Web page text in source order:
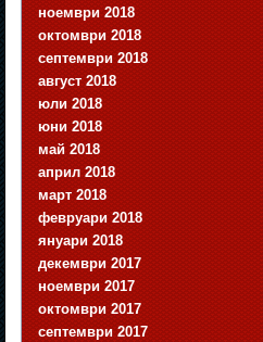
ноември 2018
октомври 2018
септември 2018
август 2018
юли 2018
юни 2018
май 2018
април 2018
март 2018
февруари 2018
януари 2018
декември 2017
ноември 2017
октомври 2017
септември 2017